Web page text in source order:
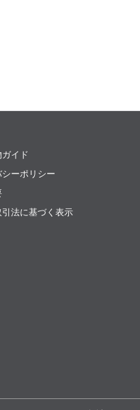
イド
ーポリシー
法に基づく表示